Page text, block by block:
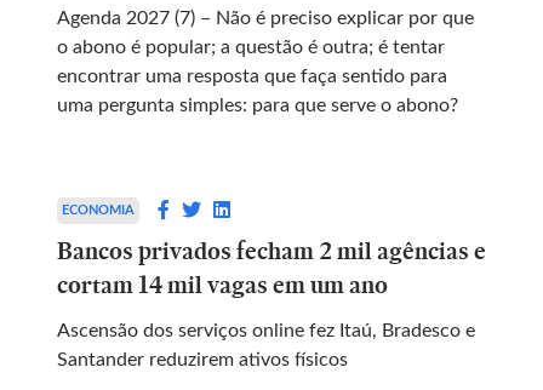
Agenda 2027 (7) – Não é preciso explicar por que
o abono é popular; a questão é outra; é tentar
encontrar uma resposta que faça sentido para
uma pergunta simples: para que serve o abono?
ECONOMIA
Bancos privados fecham 2 mil agências e
cortam 14 mil vagas em um ano
Ascensão dos serviços online fez Itaú, Bradesco e
Santander reduzirem ativos físicos